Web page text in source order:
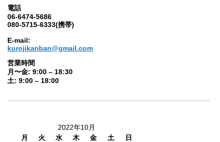
電話
06-6474-5686
080-5715-6333(携帯)
E-mail:
kurojikanban@gmail.com
営業時間
月〜金: 9:00 – 18:30
土: 9:00 – 18:00
2022年10月
月
火 水 木 金 土
日